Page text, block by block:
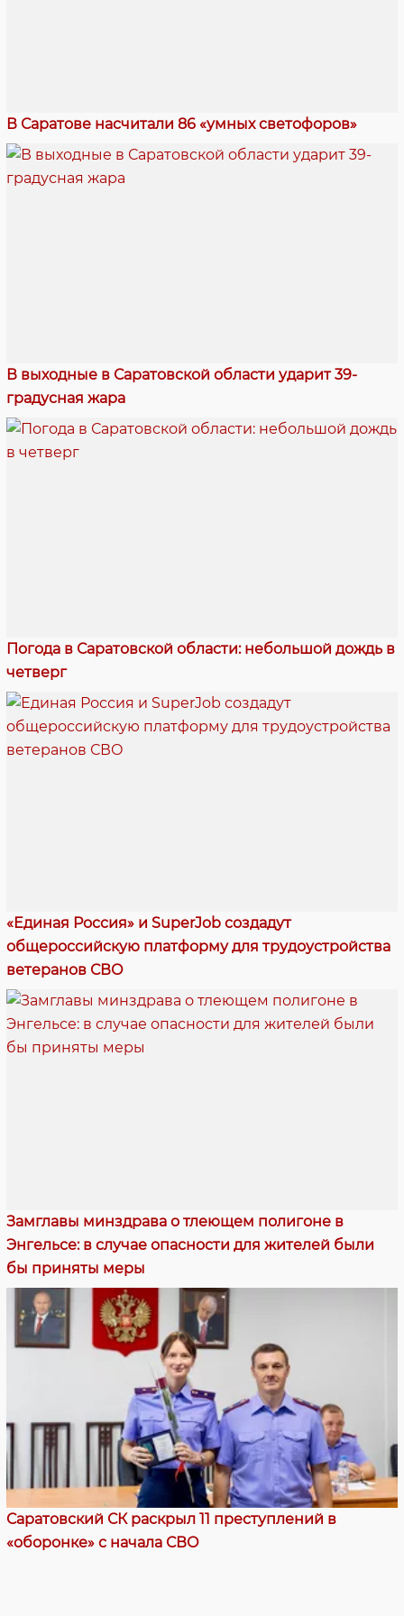
В Саратове насчитали 86 «умных светофоров»
В выходные в Саратовской области ударит 39-
градусная жара
Погода в Саратовской области: небольшой дождь в
четверг
«Единая Россия» и SuperJob создадут
общероссийскую платформу для трудоустройства
ветеранов СВО
Замглавы минздрава о тлеющем полигоне в
Энгельсе: в случае опасности для жителей были
бы приняты меры
Саратовский СК раскрыл 11 преступлений в
«оборонке» с начала СВО